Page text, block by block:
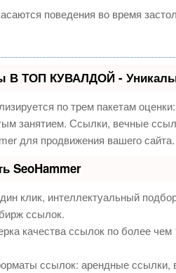
поведения во время
В ТОП КУВАЛДОЙ -
по трем пакетам
занятием. Ссылки, вечные
для продвижения вашего сайта.
SeoHammer
клик, интеллектуальный
ссылок.
качества ссылок по более
ссылок: арендные ссылки,